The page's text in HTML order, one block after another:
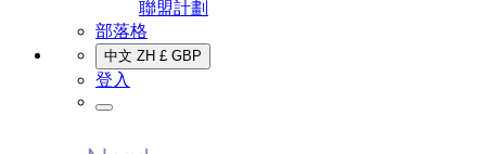
聯盟計劃
部落格
中文 ZH £ GBP
登入